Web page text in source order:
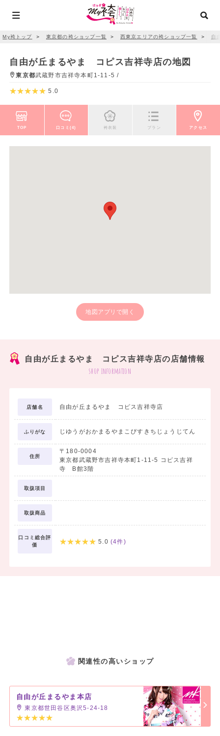
My袴トップ ＞ 東京都の袴ショップ一覧 ＞ 西東京エリアの袴ショップ一覧 ＞ 自
自由が丘まるやま コピス吉祥寺店の地図
東京都武蔵野市吉祥寺本町1-11-5 /
5.0
TOP 口コミ(4) 袴衣装 プラン アクセス
地図アプリで開く
自由が丘まるやま コピス吉祥寺店の店舗情報
shop information
店舗名 自由が丘まるやま コピス吉祥寺店
ふりがな じゆうがおかまるやまこぴすきちじょうじてん
住所
〒180-0004
東京都武蔵野市吉祥寺本町1-11-5 コピス吉祥
寺 B館3階
取扱項目
取扱商品
口コミ総合評
価
5.0 (4件)
関連性の高いショップ
自由が丘まるやま本店
東京都世田谷区奥沢5-24-18